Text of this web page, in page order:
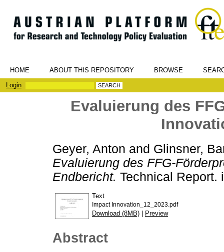
HOME ABOUT THIS REPOSITORY BROWSE
Login
Evaluierung des
Geyer, Anton and Glinsner,
Evaluierung des FFG-
Endbericht. Technical Report.
Text
Impact Innovation_12_2023.pdf
Download (8MB) | Preview
Abstract